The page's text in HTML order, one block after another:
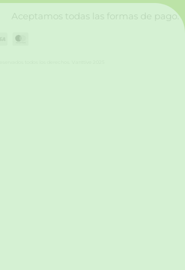
Aceptamos todas las formas de pago.